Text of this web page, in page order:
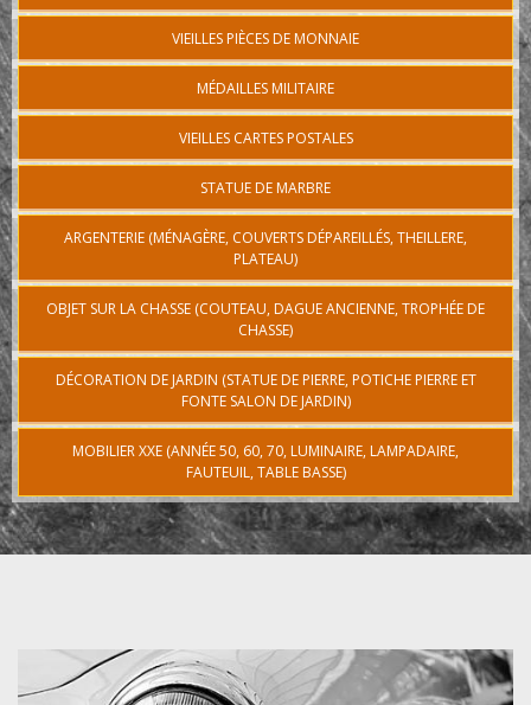
VIEILLES PIÈCES DE MONNAIE
MÉDAILLES MILITAIRE
VIEILLES CARTES POSTALES
STATUE DE MARBRE
ARGENTERIE (MÉNAGÈRE, COUVERTS DÉPAREILLÉS, THEILLERE,
PLATEAU)
OBJET SUR LA CHASSE (COUTEAU, DAGUE ANCIENNE, TROPHÉE DE
CHASSE)
DÉCORATION DE JARDIN (STATUE DE PIERRE, POTICHE PIERRE ET
FONTE SALON DE JARDIN)
MOBILIER XXE (ANNÉE 50, 60, 70, LUMINAIRE, LAMPADAIRE,
FAUTEUIL, TABLE BASSE)